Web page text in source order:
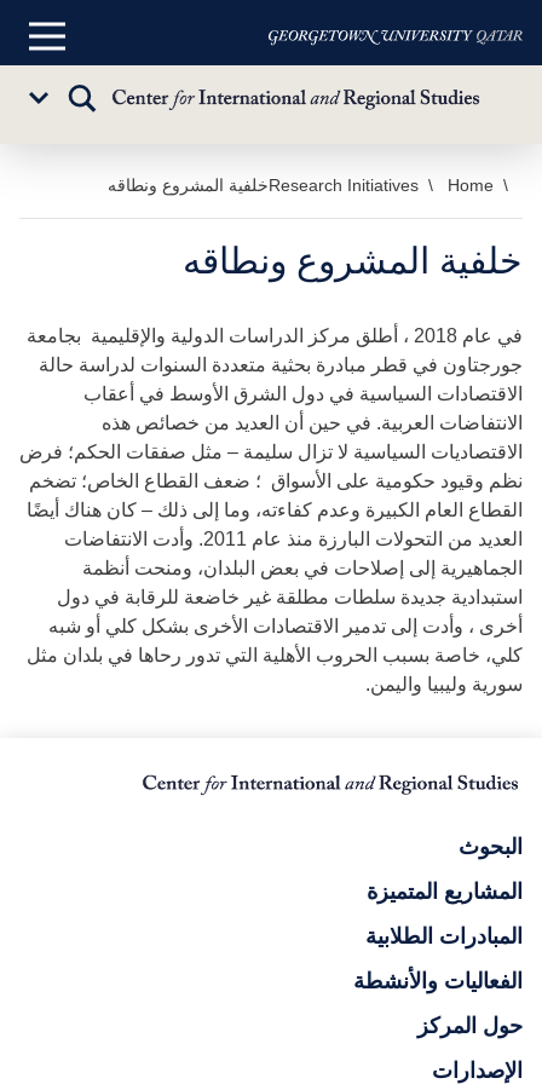
تخطي
إلى
المحتوى
الرئيسي
القائمة
تبديل
Home
Research Initiativesخلفية المشروع ونطاقه
خلفية المشروع ونطاقه
في عام 2018 ، أطلق مركز الدراسات الدولية والإقليمية بجامعة
جورجتاون في قطر مبادرة بحثية متعددة السنوات لدراسة حالة
الاقتصادات السياسية في دول الشرق الأوسط في أعقاب
الانتفاضات العربية. في حين أن العديد من خصائص هذه
الاقتصاديات السياسية لا تزال سليمة – مثل صفقات الحكم؛ فرض
نظم وقيود حكومية على الأسواق ؛ ضعف القطاع الخاص؛ تضخم
القطاع العام الكبيرة وعدم كفاءته، وما إلى ذلك – كان هناك أيضًا
العديد من التحولات البارزة منذ عام 2011. وأدت الانتفاضات
الجماهيرية إلى إصلاحات في بعض البلدان، ومنحت أنظمة
استبدادية جديدة سلطات مطلقة غير خاضعة للرقابة في دول
أخرى ، وأدت إلى تدمير الاقتصادات الأخرى بشكل كلي أو شبه
كلي، خاصة بسبب الحروب الأهلية التي تدور رحاها في بلدان مثل
سورية وليبيا واليمن.
البحوث
المشاريع المتميزة
المبادرات الطلابية
الفعاليات والأنشطة
حول المركز
الإصدارات